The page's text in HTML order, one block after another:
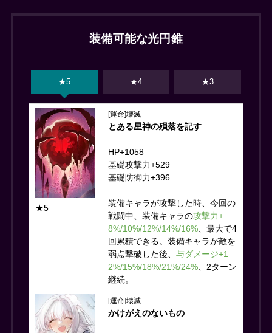
装備可能な光円錐
★5 ★4 ★3
★5
[運命]壊滅
とある星神の殞落を記す
HP+1058
基礎攻撃力+529
基礎防御力+396
装備キャラが攻撃した時、今回の
戦闘中、装備キャラの攻撃力+
8%/10%/12%/14%/16%、最大で4
回累積できる。装備キャラが敵を
弱点撃破した後、 与ダメージ+1
2%/15%/18%/21%/24%、2ターン
継続。
[運命]壊滅
かけがえのないもの